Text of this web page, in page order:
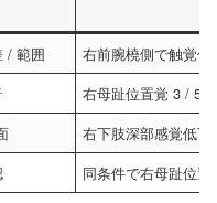
/ 範囲
右前腕橈側で触覚
右母趾位置覚 3 / 5
右下肢深部感覚低
同条件で右母趾位